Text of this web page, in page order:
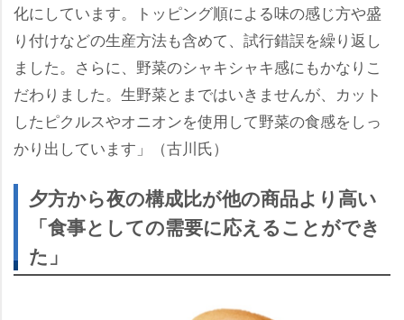
化にしています。トッピング順による味の感じ方や盛
り付けなどの生産方法も含めて、試行錯誤を繰り返し
ました。さらに、野菜のシャキシャキ感にもかなりこ
だわりました。生野菜とまではいきませんが、カット
したピクルスやオニオンを使用して野菜の食感をしっ
かり出しています」（古川氏）
夕方から夜の構成比が他の商品より高い
「食事としての需要に応えることができ
た」